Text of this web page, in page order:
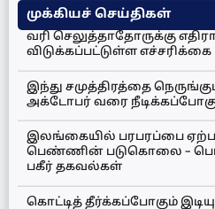
முக்கியச் செய்திகள்
வரி செலுத்தாதோருக்கு
விடுக்கப்பட்டுள்ள எச்சரிக்கை
இந்து சமுத்திரத்தை
அக்டோபர் வரை
இலங்கையில் பரபரப்பை
பெண்ணின் படுகொலை –
பகீர் தகவல்கள்
கொட்டித் தீர்க்கப்போகும்